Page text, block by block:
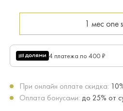
1 месone
4 платежа по 400 ₽
При онлайн оплате скидка:
Оплата бонусами: до 25% от